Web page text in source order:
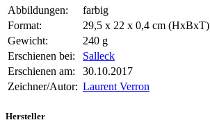
Abbildungen:
farbig
Format:
29,5 x 22 x 0,4 cm (HxBxT)
Gewicht:
240 g
Erschienen bei:
Salleck
Erschienen am:
30.10.2017
Zeichner/Autor: Laurent Verron
Hersteller